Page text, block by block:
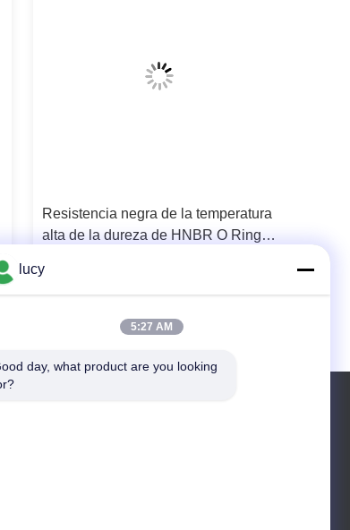
Resistencia negra de la temperatura
alta de la dureza de HNBR O Ring
Contacta ahora
lucy
5:27 AM
day, what product are you looking